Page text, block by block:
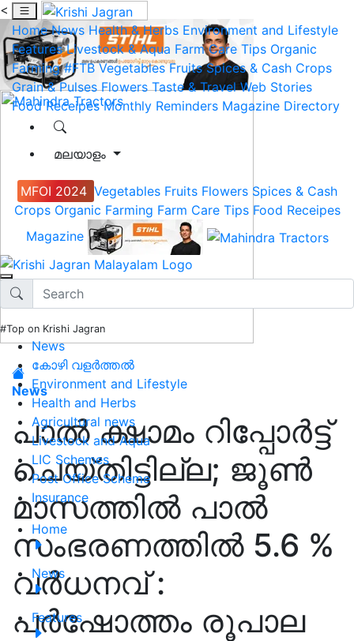
<
Home News Health & Herbs Environment and Lifestyle
Features Livestock & Aqua Farm Care Tips Organic
Farming #FTB Vegetables Fruits Spices & Cash Crops
Grain & Pulses Flowers Taste & Travel Web Stories
Food Receipes Monthly Reminders Magazine Directory
മലയാളം
MFOI 2024 Vegetables Fruits Flowers Spices & Cash
Crops Organic Farming Farm Care Tips Food Receipes
Magazine
#Top on Krishi Jagran
News
കോഴി വളർത്തൽ
Environment and Lifestyle
Health and Herbs
Agricultural news
Livestock and Aqua
LIC Schemes
Post Office Scheme
Insurance
Home
News
Features
News
പാൽ ക്ഷാമം റിപ്പോർട്ട്
ചെയ്തിട്ടില്ല; ജൂൺ
മാസത്തിൽ പാൽ
സംഭരണത്തിൽ 5.6 %
വർധനവ് :
പർഷോത്തം രൂപാല